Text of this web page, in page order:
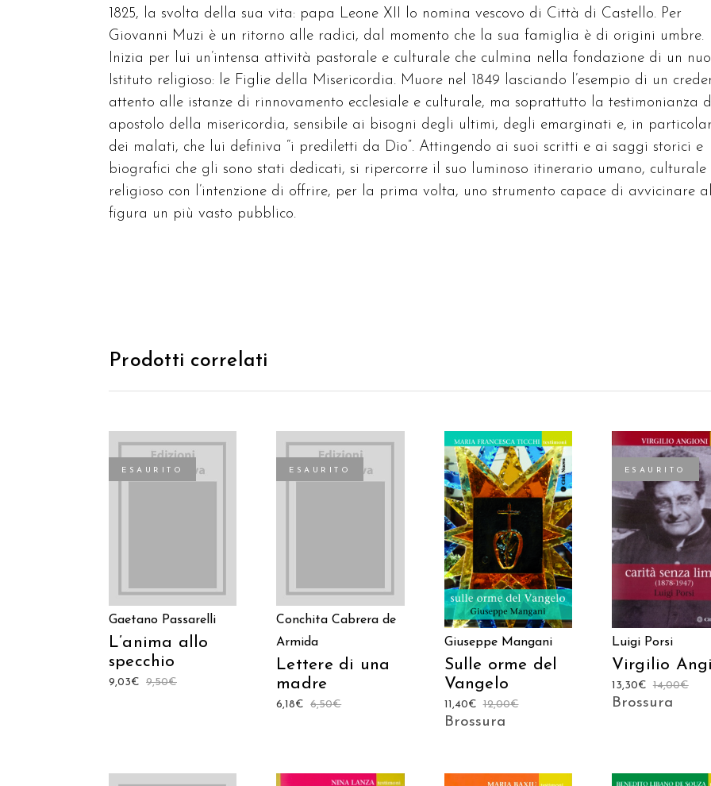
1825, la svolta della sua vita: papa Leone XII lo nomina vescovo di Città di Castello. Per
Giovanni Muzi è un ritorno alle radici, dal momento che la sua famiglia è di origini umbre.
Inizia per lui un’intensa attività pastorale e culturale che culmina nella fondazione di un
Istituto religioso: le Figlie della Misericordia. Muore nel 1849 lasciando l’esempio di un
attento alle istanze di rinnovamento ecclesiale e culturale, ma soprattutto la testimonianza
apostolo della misericordia, sensibile ai bisogni degli ultimi, degli emarginati e, in
dei malati, che lui definiva “i prediletti da Dio”. Attingendo ai suoi scritti e ai saggi storici e
biografici che gli sono stati dedicati, si ripercorre il suo luminoso itinerario umano, culturale
religioso con l’intenzione di offrire, per la prima volta, uno strumento capace di avvicinare
figura un più vasto pubblico.
Prodotti correlati
ESAURITO
Gaetano Passarelli
L’anima allo
specchio
9,50€
9,03€
ESAURITO
Conchita Cabrera de
Armida
Lettere di una
madre
6,50€
6,18€
AGGIUNGI AL
CARRELLO
Giuseppe Mangani
Sulle orme del
Vangelo
12,00€
11,40€
Brossura
ESAURITO
LEGGI TUTTO
Luigi Porsi
Virgilio
14,00€
13,30€
Brossura